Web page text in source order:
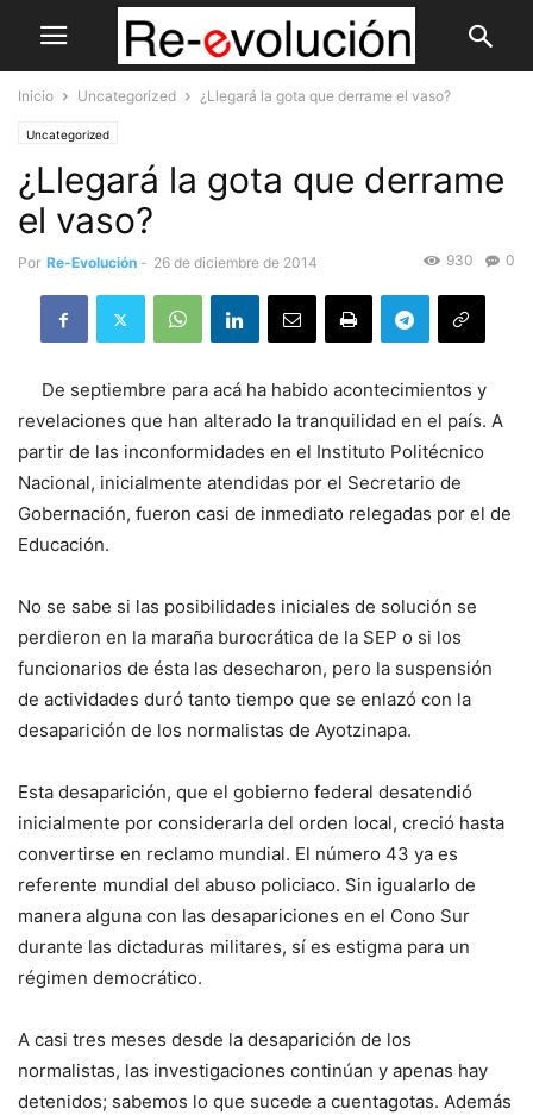
Inicio Uncategorized ¿Llegará la gota que derrame el vaso?
Uncategorized
¿Llegará la gota que derrame
el vaso?
Por Re-Evolución - 26 de diciembre de 2014 0
930
De septiembre para acá ha habido acontecimientos y
revelaciones que han alterado la tranquilidad en el país. A
partir de las inconformidades en el Instituto Politécnico
Nacional, inicialmente atendidas por el Secretario de
Gobernación, fueron casi de inmediato relegadas por el de
Educación.
No se sabe si las posibilidades iniciales de solución se
perdieron en la maraña burocrática de la SEP o si los
funcionarios de ésta las desecharon, pero la suspensión
de actividades duró tanto tiempo que se enlazó con la
desaparición de los normalistas de Ayotzinapa.
Esta desaparición, que el gobierno federal desatendió
inicialmente por considerarla del orden local, creció hasta
convertirse en reclamo mundial. El número 43 ya es
referente mundial del abuso policiaco. Sin igualarlo de
manera alguna con las desapariciones en el Cono Sur
durante las dictaduras militares, sí es estigma para un
régimen democrático.
A casi tres meses desde la desaparición de los
normalistas, las investigaciones continúan y apenas hay
detenidos; sabemos lo que sucede a cuentagotas. Además